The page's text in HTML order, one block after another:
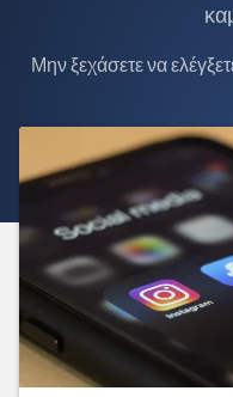
Μην ξεχάσετε να